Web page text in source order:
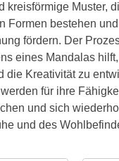
kreisförmige Muster,
Formen bestehen
fördern. Der
eines Mandalas
die Kreativität zu
für ihre
und sich
und des